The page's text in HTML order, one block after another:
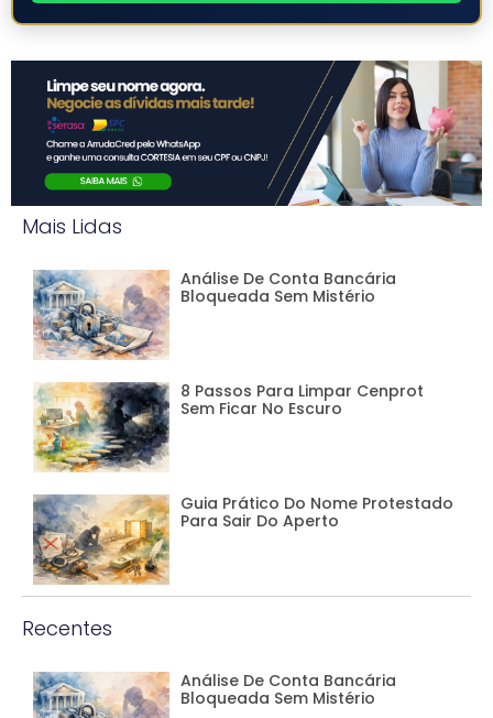
Mais Lidas
Análise De Conta Bancária
Bloqueada Sem Mistério
8 Passos Para Limpar Cenprot
Sem Ficar No Escuro
Guia Prático Do Nome Protestado
Para Sair Do Aperto
Recentes
Análise De Conta Bancária
Bloqueada Sem Mistério